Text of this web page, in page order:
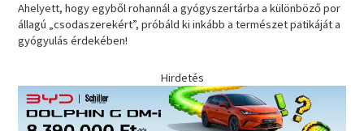
Ahelyett, hogy egyből rohannál a gyógyszertárba a különböző por
állagú „csodaszerekért”, próbáld ki inkább a természet patikáját a
gyógyulás érdekében!
Hirdetés